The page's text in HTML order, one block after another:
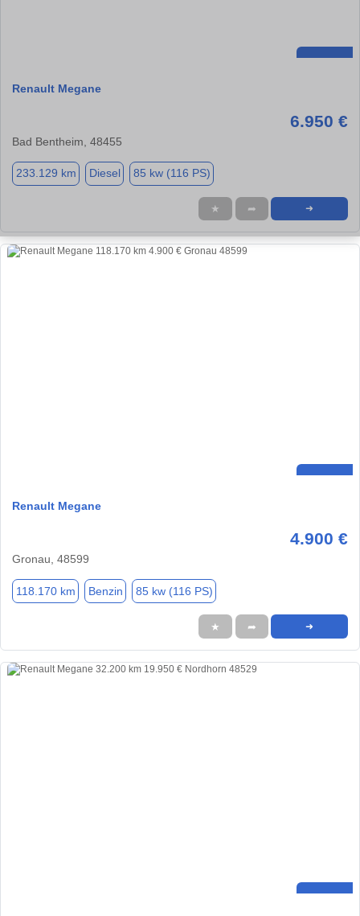
Renault Megane
6.950 €
Bad Bentheim, 48455
233.129 km Diesel 85 kw (116 PS)
★ ➦ ➜
Renault Megane
4.900 €
Gronau, 48599
118.170 km Benzin 85 kw (116 PS)
★ ➦ ➜